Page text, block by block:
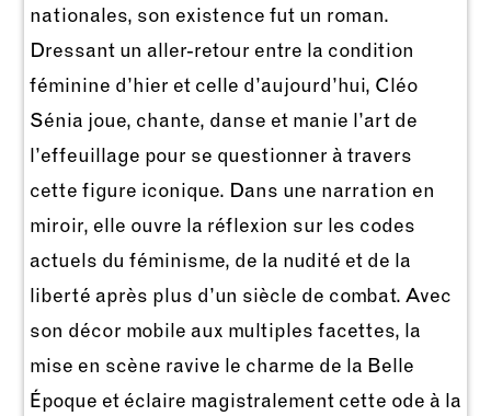
nationales, son existence fut un roman.
Dressant un aller-retour entre la condition
féminine d’hier et celle d’aujourd’hui, Cléo
Sénia joue, chante, danse et manie l’art de
l’effeuillage pour se questionner à travers
cette figure iconique. Dans une narration en
miroir, elle ouvre la réflexion sur les codes
actuels du féminisme, de la nudité et de la
liberté après plus d’un siècle de combat. Avec
son décor mobile aux multiples facettes, la
mise en scène ravive le charme de la Belle
Époque et éclaire magistralement cette ode à la